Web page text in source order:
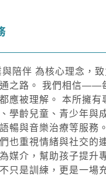
陪伴 為核心理念，
之路。 我們相信——
應被理解。 本所擁有
學齡兒童、青少年與
暢與音樂治療等服務
也重視情緒與社交的
媒介，幫助孩子提升
只是訓練，更是一場